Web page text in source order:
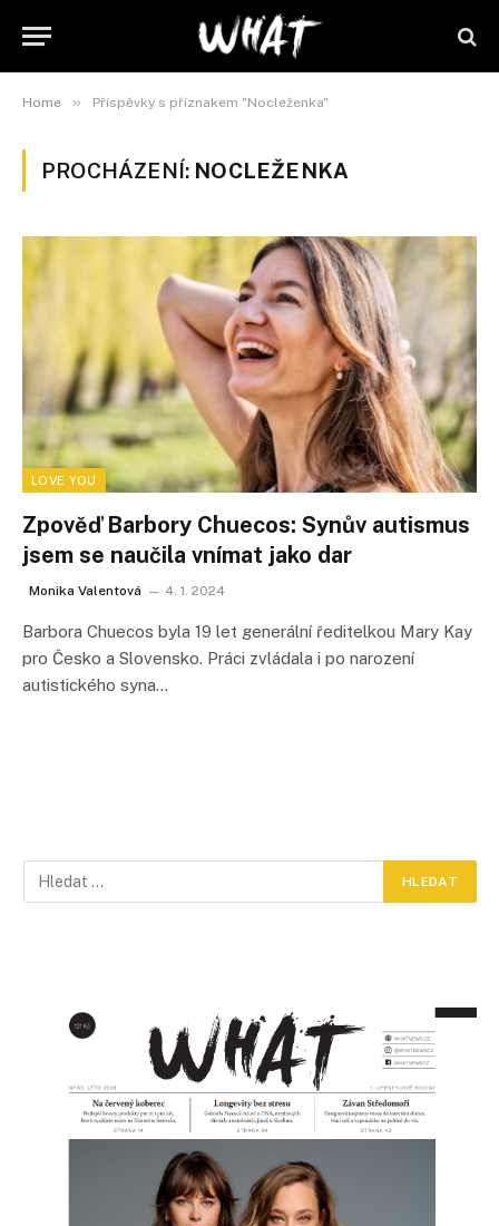
Home » Příspěvky s příznakem "Nocleženka"
PROCHÁZENÍ: NOCLEŽENKA
LOVE YOU
Zpověď Barbory Chuecos: Synův autismus
jsem se naučila vnímat jako dar
Monika Valentová 4. 1. 2024
Barbora Chuecos byla 19 let generální ředitelkou Mary Kay
pro Česko a Slovensko. Práci zvládala i po narození
autistického syna…